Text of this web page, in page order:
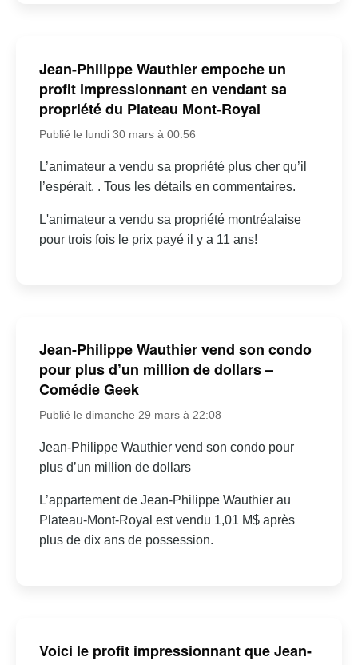
Jean-Philippe Wauthier empoche un
profit impressionnant en vendant sa
propriété du Plateau Mont-Royal
Publié le lundi 30 mars à 00:56
L’animateur a vendu sa propriété plus cher qu’il
l’espérait. . Tous les détails en commentaires.
L'animateur a vendu sa propriété montréalaise
pour trois fois le prix payé il y a 11 ans!
Jean-Philippe Wauthier vend son condo
pour plus d’un million de dollars –
Comédie Geek
Publié le dimanche 29 mars à 22:08
Jean-Philippe Wauthier vend son condo pour
plus d’un million de dollars
L’appartement de Jean-Philippe Wauthier au
Plateau-Mont-Royal est vendu 1,01 M$ après
plus de dix ans de possession.
Voici le profit impressionnant que Jean-